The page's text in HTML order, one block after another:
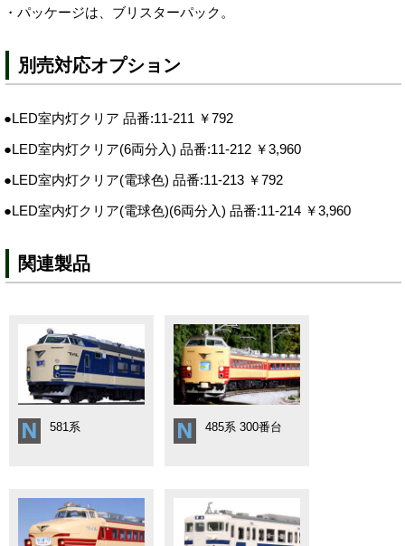
・パッケージは、ブリスターパック。
別売対応オプション
●LED室内灯クリア 品番:11-211 ￥792
●LED室内灯クリア(6両分入) 品番:11-212 ￥3,960
●LED室内灯クリア(電球色) 品番:11-213 ￥792
●LED室内灯クリア(電球色)(6両分入) 品番:11-214 ￥3,960
関連製品
581系 485系 300番台